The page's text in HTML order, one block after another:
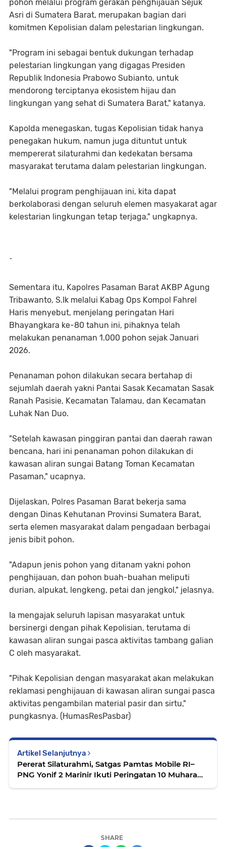
pohon melalui program gerakan penghijauan Sejuk
Asri di Sumatera Barat, merupakan bagian dari
komitmen Kepolisian dalam pelestarian lingkungan.
"Program ini sebagai bentuk dukungan terhadap
pelestarian lingkungan yang digagas Presiden
Republik Indonesia Prabowo Subianto, untuk
mendorong terciptanya ekosistem hijau dan
lingkungan yang sehat di Sumatera Barat," katanya.
Kapolda menegaskan, tugas Kepolisian tidak hanya
penegakan hukum, namun juga dituntut untuk
mempererat silaturahmi dan kedekatan bersama
masyarakat terutama dalam pelestarian lingkungan.
"Melalui program penghijauan ini, kita dapat
berkolaborasi dengan seluruh elemen masyakarat agar
kelestarian lingkungan tetap terjaga," ungkapnya.
-
Sementara itu, Kapolres Pasaman Barat AKBP Agung
Tribawanto, S.Ik melalui Kabag Ops Kompol Fahrel
Haris menyebut, menjelang peringatan Hari
Bhayangkara ke-80 tahun ini, pihaknya telah
melakukan penanaman 1.000 pohon sejak Januari
2026.
Penanaman pohon dilakukan secara bertahap di
sejumlah daerah yakni Pantai Sasak Kecamatan Sasak
Ranah Pasisie, Kecamatan Talamau, dan Kecamatan
Luhak Nan Duo.
"Setelah kawasan pinggiran pantai dan daerah rawan
bencana, hari ini penanaman pohon dilakukan di
kawasan aliran sungai Batang Toman Kecamatan
Pasaman," ucapnya.
Dijelaskan, Polres Pasaman Barat bekerja sama
dengan Dinas Kehutanan Provinsi Sumatera Barat,
serta elemen masyarakat dalam pengadaan berbagai
jenis bibit pohon.
"Adapun jenis pohon yang ditanam yakni pohon
penghijauan, dan pohon buah-buahan meliputi
durian, alpukat, lengkeng, petai dan jengkol," jelasnya.
Ia mengajak seluruh lapisan masyarakat untuk
bersinergi dengan pihak Kepolisian, terutama di
kawasan aliran sungai pasca aktivitas tambang galian
C oleh masyarakat.
"Pihak Kepolisian dengan masyarakat akan melakukan
reklamasi penghijauan di kawasan aliran sungai pasca
aktivitas pengambilan material pasir dan sirtu,"
pungkasnya. (HumasResPasbar)
Artikel Selanjutnya
Pererat Silaturahmi, Satgas Pamtas Mobile RI–
PNG Yonif 2 Marinir Ikuti Peringatan 10 Muharam
SHARE